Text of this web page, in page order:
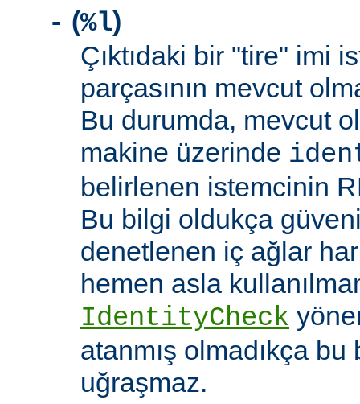
- (%l)
Çıktıdaki bir "tire" imi
parçasının mevcut
Bu durumda, mevcut
makine üzerinde
belirlenen istemcinin
Bu bilgi oldukça
denetlenen iç ağlar
hemen asla
IdentityCheck
atanmış olmadıkça
uğraşmaz.